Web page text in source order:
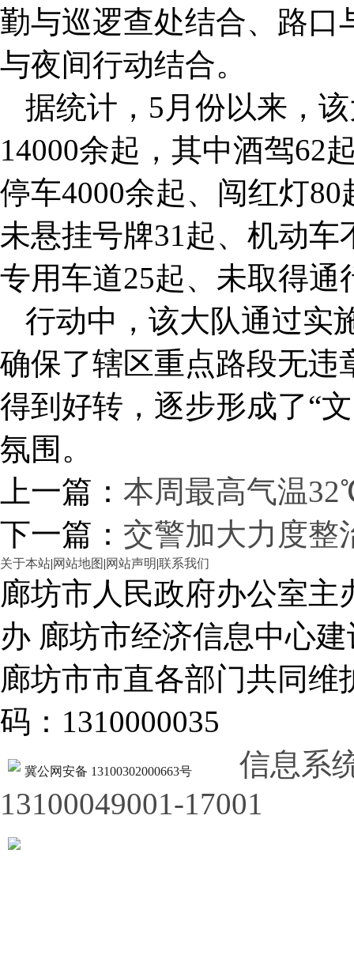
勤与巡逻查处结合、路口
与夜间行动结合。
据统计，5月份以来，
14000余起，其中酒驾62
停车4000余起、闯红灯
未悬挂号牌31起、机动
专用车道25起、未取得通
行动中，该大队通过实
确保了辖区重点路段无违
得到好转，逐步形成了“
氛围。
上一篇： 本周最高气温
下一篇： 交警加大力度整
关于本站|网站地图 |网站声明|联系我们
廊坊市人民政府办公室
办 廊坊市经济信息中心建
廊坊市市直各部门共同
码：1310000035
冀公网安备 13100302000663号
信息系
13100049001-17001